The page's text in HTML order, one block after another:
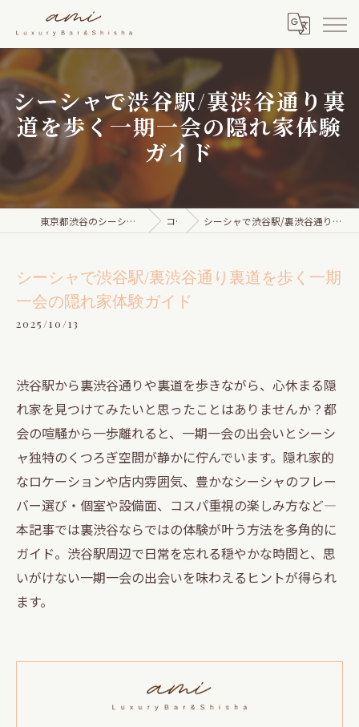
シーシャで渋谷駅/裏渋谷通り裏
道を歩く一期一会の隠れ家体験
ガイド
東京都渋谷のシーシャならami Luxury Bar & Shisha コラム シーシャで渋谷駅/裏渋谷通り裏道を歩く一期一会の隠れ家体験ガイド
シーシャで渋谷駅/裏渋谷通り裏道を歩く一期
一会の隠れ家体験ガイド
2025/10/13
渋谷駅から裏渋谷通りや裏道を歩きながら、心休まる隠
れ家を見つけてみたいと思ったことはありませんか？都
会の喧騒から一歩離れると、一期一会の出会いとシーシ
ャ独特のくつろぎ空間が静かに佇んでいます。隠れ家的
なロケーションや店内雰囲気、豊かなシーシャのフレー
バー選び・個室や設備面、コスパ重視の楽しみ方など—
本記事では裏渋谷ならではの体験が叶う方法を多角的に
ガイド。渋谷駅周辺で日常を忘れる穏やかな時間と、思
いがけない一期一会の出会いを味わえるヒントが得られ
ます。